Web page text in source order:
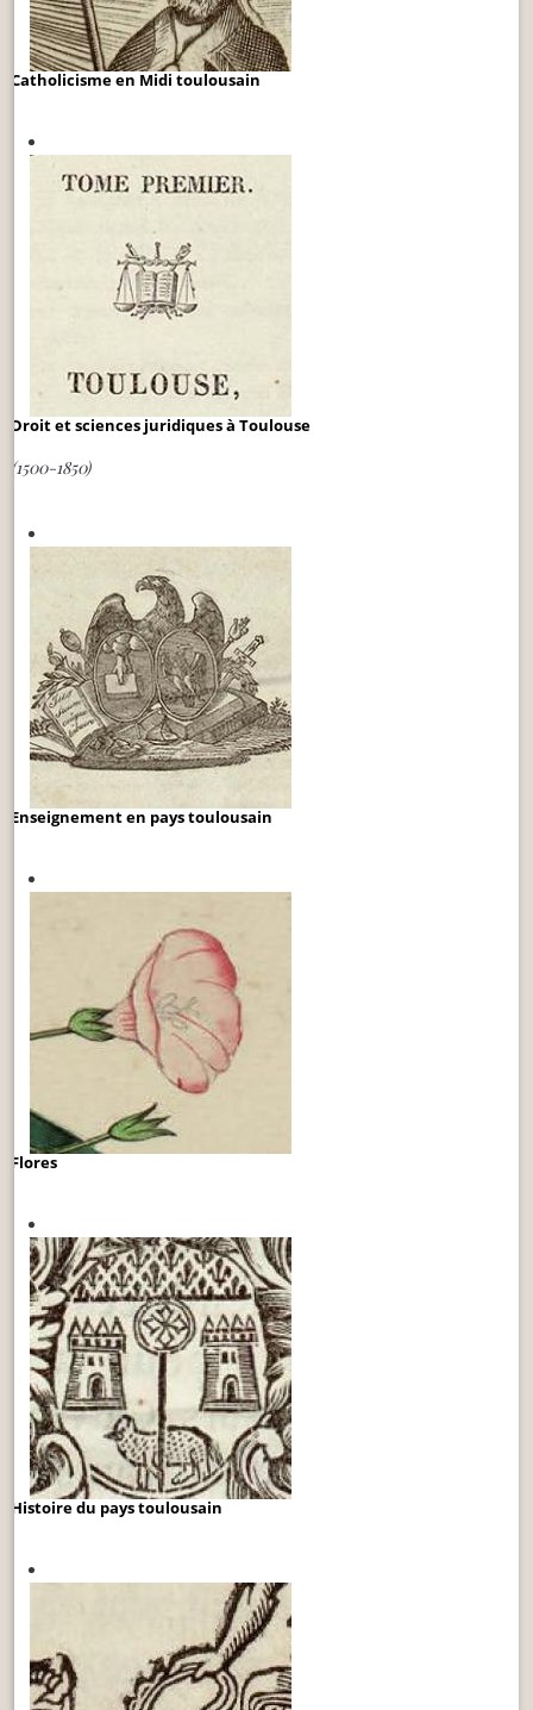
Catholicisme en Midi toulousain
Droit et sciences juridiques à Toulouse
(1500-1850)
Enseignement en pays toulousain
Flores
Histoire du pays toulousain